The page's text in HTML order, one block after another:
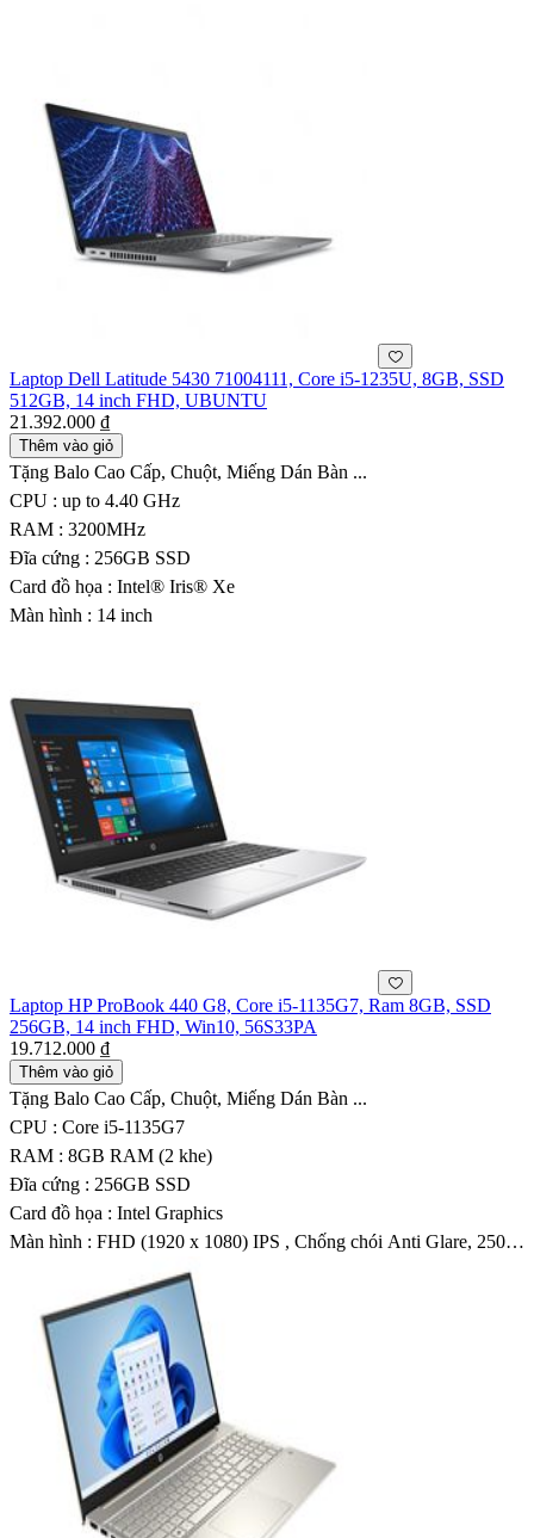
Laptop Dell Latitude 5430 71004111, Core i5-1235U, 8GB, SSD
512GB, 14 inch FHD, UBUNTU
21.392.000 ₫
Thêm vào giỏ
Tặng Balo Cao Cấp, Chuột, Miếng Dán Bàn ...
CPU : up to 4.40 GHz
RAM : 3200MHz
Đĩa cứng : 256GB SSD
Card đồ họa : Intel® Iris® Xe
Màn hình : 14 inch
Laptop HP ProBook 440 G8, Core i5-1135G7, Ram 8GB, SSD
256GB, 14 inch FHD, Win10, 56S33PA
19.712.000 ₫
Thêm vào giỏ
Tặng Balo Cao Cấp, Chuột, Miếng Dán Bàn ...
CPU : Core i5-1135G7
RAM : 8GB RAM (2 khe)
Đĩa cứng : 256GB SSD
Card đồ họa : Intel Graphics
Màn hình : FHD (1920 x 1080) IPS , Chống chói Anti Glare, 250